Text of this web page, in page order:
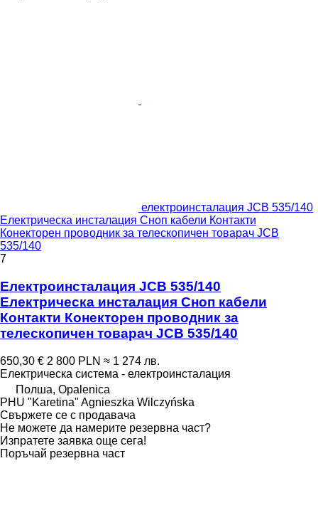
електроинсталация JCB 535/140
Електрическа инсталация Сноп кабели Контакти
Конекторен проводник за телескопичен товарач JCB
535/140
7
Електроинсталация JCB 535/140
Електрическа инсталация Сноп кабели
Контакти Конекторен проводник за
телескопичен товарач JCB 535/140
650,30 € 2 800 PLN ≈ 1 274 лв.
Електрическа система - електроинсталация
Полша, Opalenica
PHU "Karetina" Agnieszka Wilczyńska
Свържете се с продавача
Не можете да намерите резервна част?
Изпратете заявка още сега!
Поръчай резервна част